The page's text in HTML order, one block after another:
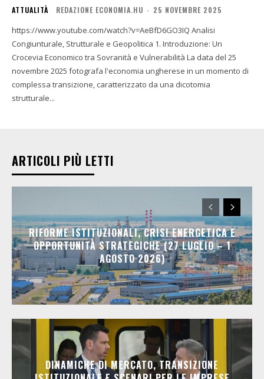
ATTUALITÀ REDAZIONE ECONOMIA.HU - 25 NOVEMBRE 2025
https://www.youtube.com/watch?v=AeBfD6GO3IQ Analisi
Congiunturale, Strutturale e Geopolitica 1. Introduzione: Un
Crocevia Economico tra Sovranità e Vulnerabilità La data del 25
novembre 2025 fotografa l'economia ungherese in un momento di
complessa transizione, caratterizzato da una dicotomia
strutturale...
ARTICOLI PIÙ LETTI
RIFORME ISTITUZIONALI, CRISI ENERGETICA E
OPPORTUNITÀ STRATEGICHE (27 LUGLIO – 1
AGOSTO 2026)
DINAMICHE DI MERCATO, TRANSIZIONE